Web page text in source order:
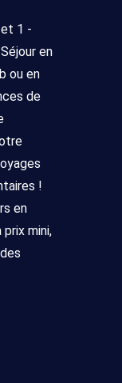
1 -
en
ou en
de
!
en
mini,